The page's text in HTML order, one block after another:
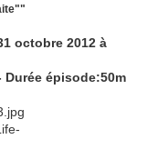
"
octobre 2012 à
Durée épisode:50m